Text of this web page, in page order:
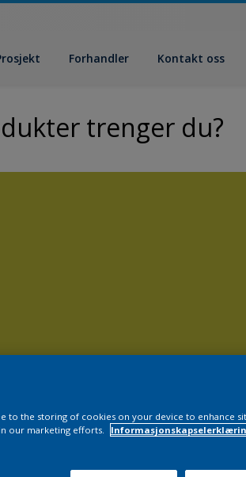
Forhandler Kontakt oss
trenger du?
to the storing of cookies on your device to enhance
our marketing efforts.